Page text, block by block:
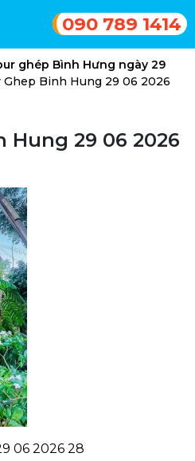
090 789 1414
ghép Bình Hưng ngày 29
Ghep Binh Hung 29 06 2026
Hung 29 06 2026
06 2026 28